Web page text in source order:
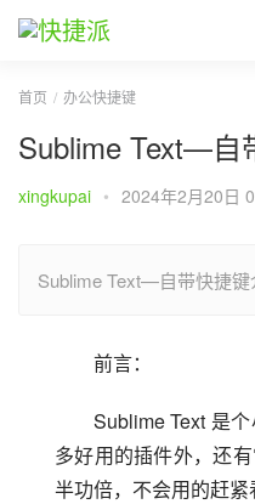
首页 办公快捷键
Sublime Text—自
xingkupai • 2024年2月20日
Sublime Text—自带快捷
前言：
Sublime Text 是
多好用的插件外，还
半功倍，不会用的赶紧